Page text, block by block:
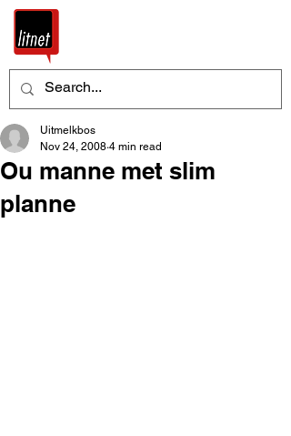
Ou manne met slim
planne
Uitmelkbos
Nov 24, 2008 4 min read